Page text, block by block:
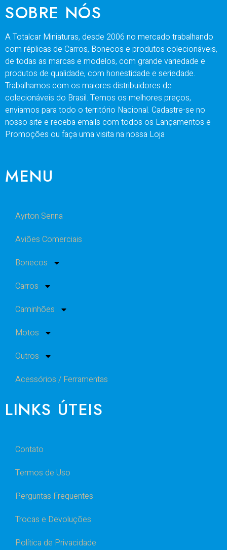
SOBRE NÓS
A Totalcar Miniaturas, desde 2006 no mercado trabalhando
com réplicas de Carros, Bonecos e produtos colecionáveis,
de todas as marcas e modelos, com grande variedade e
produtos de qualidade, com honestidade e seriedade.
Trabalhamos com os maiores distribuidores de
colecionáveis do Brasil. Temos os melhores preços,
enviamos para todo o território Nacional. Cadastre-se no
nosso site e receba emails com todos os Lançamentos e
Promoções ou faça uma visita na nossa Loja
MENU
Ayrton Senna
Aviões Comerciais
Bonecos
Carros
Caminhões
Motos
Outros
Acessórios / Ferramentas
LINKS ÚTEIS
Contato
Termos de Uso
Perguntas Frequentes
Trocas e Devoluções
Política de Privacidade